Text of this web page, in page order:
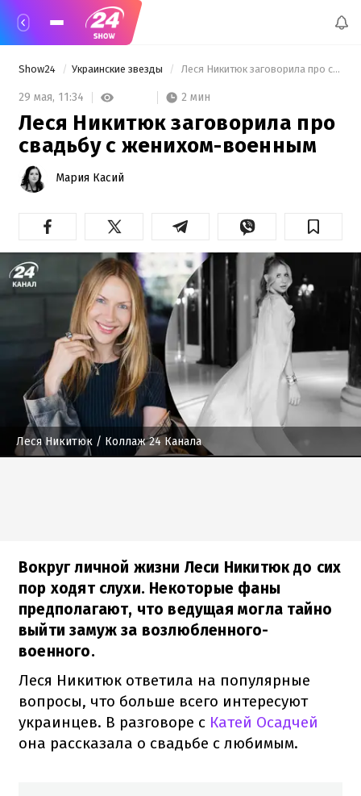
Show24 Украинские звезды Леся Никитюк заговорила про свадьбу с женихом-военным
29 мая, 11:34 2 мин
Леся Никитюк заговорила про
свадьбу с женихом-военным
Мария Касий
Леся Никитюк / Коллаж 24 Канала
Вокруг личной жизни Леси Никитюк до сих
пор ходят слухи. Некоторые фаны
предполагают, что ведущая могла тайно
выйти замуж за возлюбленного-
военного.
Леся Никитюк ответила на популярные
вопросы, что больше всего интересуют
украинцев. В разговоре с Катей Осадчей
она рассказала о свадьбе с любимым.